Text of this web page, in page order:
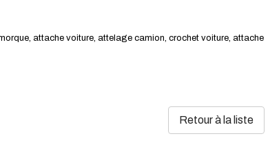
attache voiture, attelage camion, crochet voiture, attache
Retour à la liste